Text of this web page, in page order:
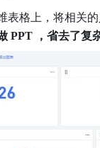
表格上，将相关
PPT ，省去了复